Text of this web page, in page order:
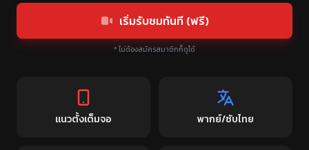
เริ่มรับชมทันที (ฟรี)
* ไม่ต้องสมัครสมาชิกก็ดูได้
แนวตั้งเต็มจอ พากย์/ซับไทย